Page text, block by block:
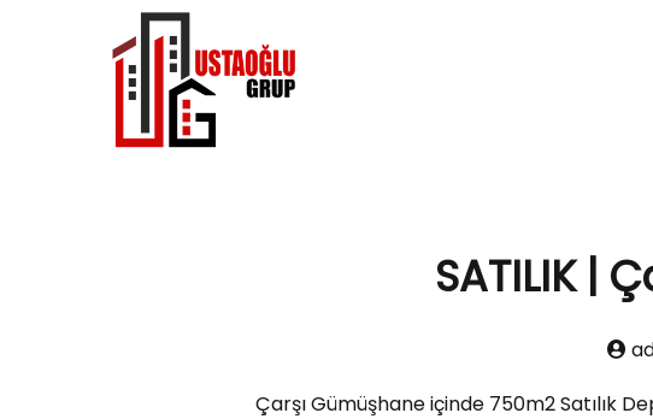
SATILIK |
Çarşı Gümüşhane içinde 750m2 Satılık